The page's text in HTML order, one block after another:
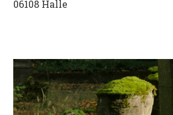
06108 Halle